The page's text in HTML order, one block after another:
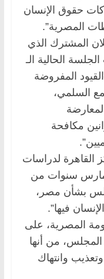
حقوق الإنسان
المصرية”.
المشترك الذي
الجلسة الحالية الـ
المفروضة
السلمي،
مكافحة
القاهرة لدراسات
الإنسان: «ينهي إعلان 12 مارس سنوات من
بشأن مصر،
فيها”.
المصرية، على
من أنها
وانتهاك